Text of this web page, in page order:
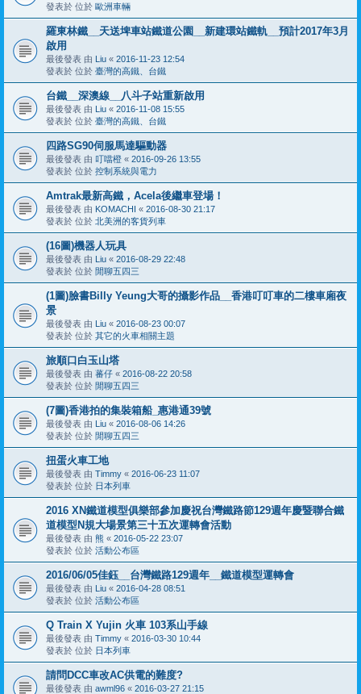
發表於 位於 歐洲車輛
羅東林鐵__天送埤車站鐵道公園__新建環站鐵軌__預計2017年3月
啟用
最後發表 由 Liu « 2016-11-23 12:54
發表於 位於 臺灣的高鐵、台鐵
台鐵__深澳線__八斗子站重新啟用
最後發表 由 Liu « 2016-11-08 15:55
發表於 位於 臺灣的高鐵、台鐵
四路SG90伺服馬達驅動器
最後發表 由 叮噹橙 « 2016-09-26 13:55
發表於 位於 控制系統與電力
Amtrak最新高鐵，Acela後繼車登場！
最後發表 由 KOMACHI « 2016-08-30 21:17
發表於 位於 北美洲的客貨列車
(16圖)機器人玩具
最後發表 由 Liu « 2016-08-29 22:48
發表於 位於 閒聊五四三
(1圖)臉書Billy Yeung大哥的攝影作品__香港叮叮車的二樓車廂夜
景
最後發表 由 Liu « 2016-08-23 00:07
發表於 位於 其它的火車相關主題
旅順口白玉山塔
最後發表 由 蕃仔 « 2016-08-22 20:58
發表於 位於 閒聊五四三
(7圖)香港拍的集裝箱船_惠港通39號
最後發表 由 Liu « 2016-08-06 14:26
發表於 位於 閒聊五四三
扭蛋火車工地
最後發表 由 Timmy « 2016-06-23 11:07
發表於 位於 日本列車
2016 XN鐵道模型俱樂部參加慶祝台灣鐵路節129週年慶暨聯合鐵
道模型N規大場景第三十五次運轉會活動
最後發表 由 熊 « 2016-05-22 23:07
發表於 位於 活動公布區
2016/06/05佳鈺__台灣鐵路129週年__鐵道模型運轉會
最後發表 由 Liu « 2016-04-28 08:51
發表於 位於 活動公布區
Q Train X Yujin 火車 103系山手線
最後發表 由 Timmy « 2016-03-30 10:44
發表於 位於 日本列車
請問DCC車改AC供電的難度?
最後發表 由 awml96 « 2016-03-27 21:15